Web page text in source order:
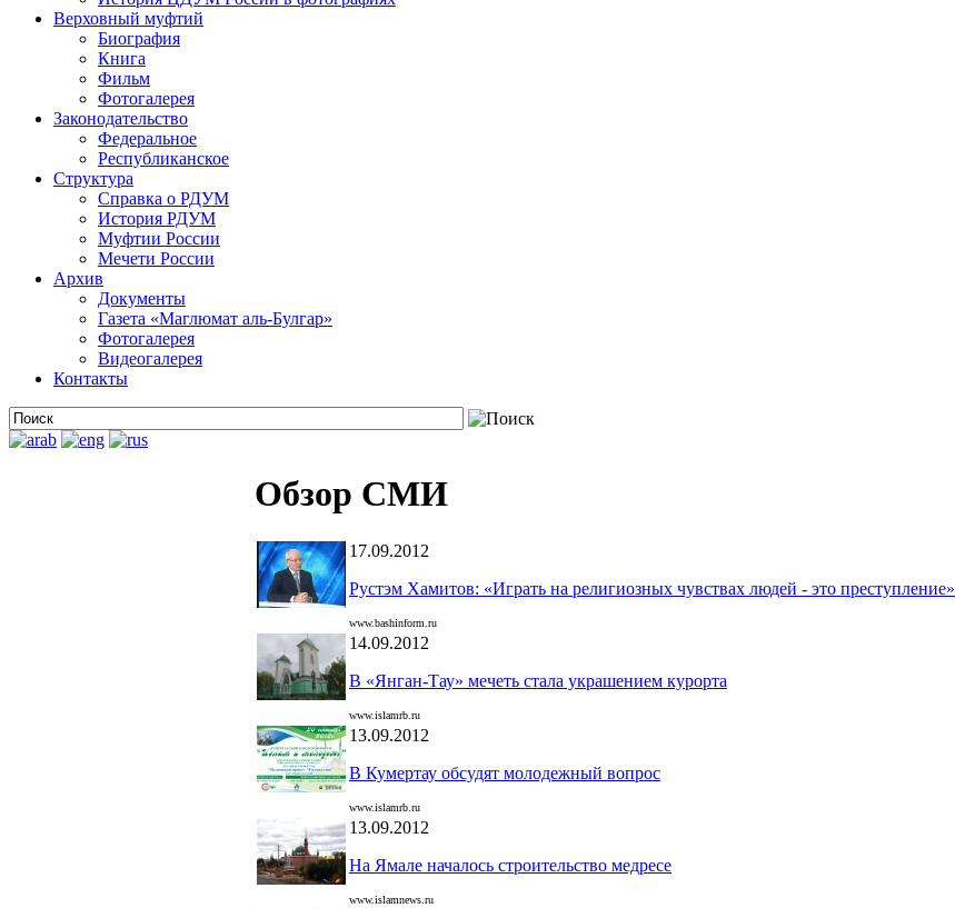
Верховный муфтий
Биография
Книга
Фильм
Фотогалерея
Законодательство
Федеральное
Республиканское
Структура
Справка о РДУМ
История РДУМ
Муфтии России
Мечети России
Архив
Документы
Газета «Маглюмат аль-Булгар»
Фотогалерея
Видеогалерея
Контакты
Обзор СМИ
17.09.2012
Рустэм Хамитов: «Играть на религиозных чувствах людей - это преступление»
www.bashinform.ru
14.09.2012
В «Янган-Тау» мечеть стала украшением курорта
www.islamrb.ru
13.09.2012
В Кумертау обсудят молодежный вопрос
www.islamrb.ru
13.09.2012
На Ямале началось строительство медресе
www.islamnews.ru